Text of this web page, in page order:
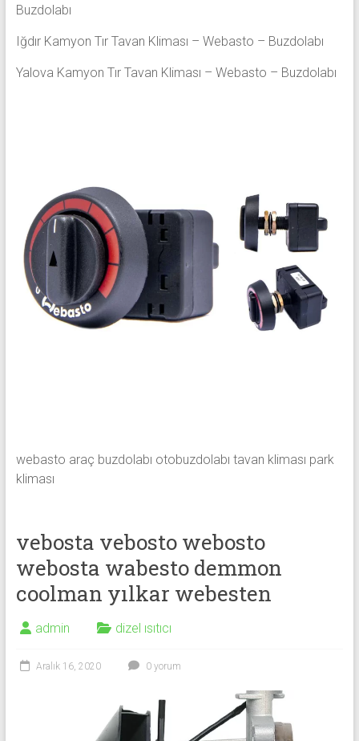
Buzdolabı
Iğdır Kamyon Tır Tavan Kliması – Webasto – Buzdolabı
Yalova Kamyon Tır Tavan Kliması – Webasto – Buzdolabı
webasto araç buzdolabı otobuzdolabı tavan kliması park
kliması
vebosta vebosto webosto
webosta wabesto demmon
coolman yılkar webesten
admin dizel ısıtıcı
Aralık 16, 2020 0 yorum